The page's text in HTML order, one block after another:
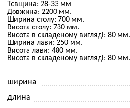
Товщина: 28-33 мм.
Довжина: 2200 мм.
Ширина столу: 700 мм.
Висота столу: 780 мм.
Висота в складеному вигляді: 80 мм.
Ширина лави: 250 мм.
Висота лави: 480 мм.
Висота в складеному вигляді: 80 мм.
ширина
длина